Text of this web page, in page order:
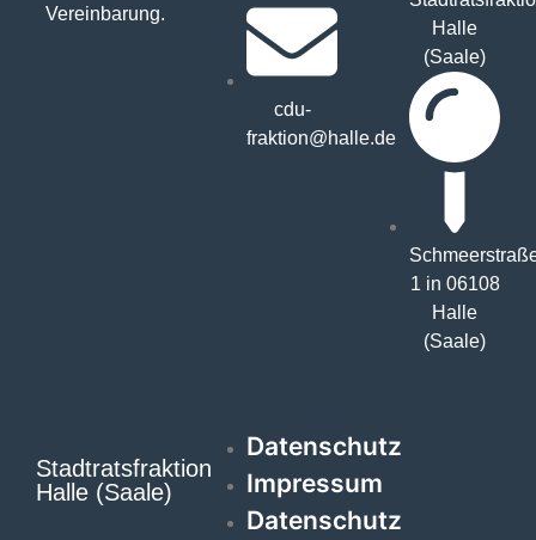
Vereinbarung.
cdu-
fraktion@halle.de
Halle
(Saale)
1 in 06108
Halle
(Saale)
Stadtratsfraktion
Halle (Saale)
Datenschutz
Impressum
Datenschutz